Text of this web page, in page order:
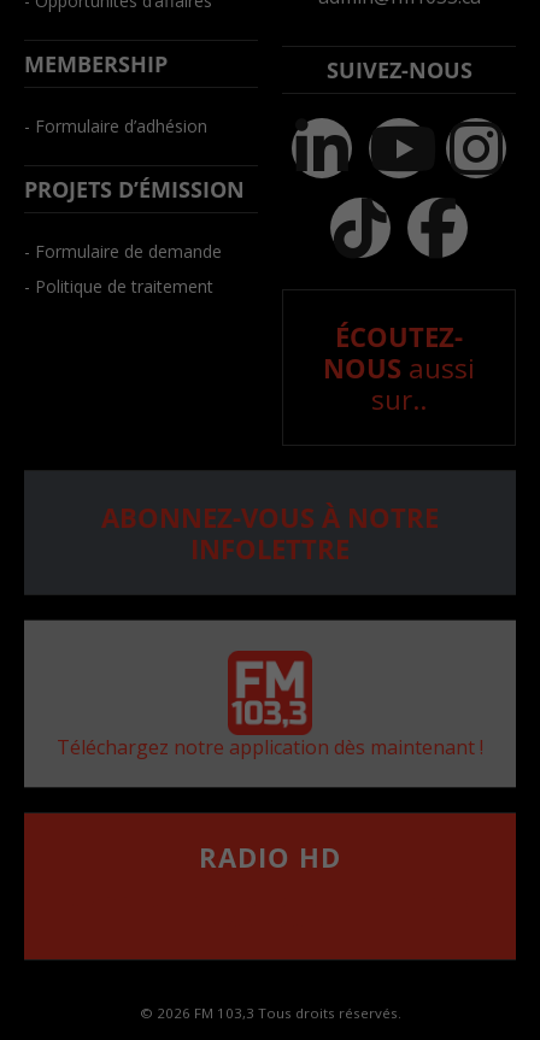
MEMBERSHIP
- Formulaire d’adhésion
PROJETS D’ÉMISSION
- Formulaire de demande
- Politique de traitement
SUIVEZ-NOUS
ÉCOUTEZ-
NOUS aussi
sur..
ABONNEZ-VOUS À NOTRE
INFOLETTRE
Téléchargez notre application dès maintenant !
RADIO HD
© 2026 FM 103,3 Tous droits réservés.